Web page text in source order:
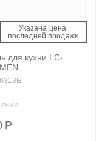
Указана цена
последней продажи
для кухни LC-
Р